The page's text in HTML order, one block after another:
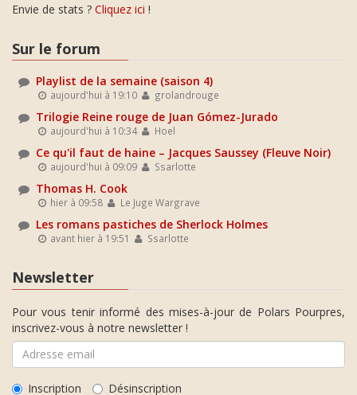
Envie de stats ? Cliquez ici !
Sur le forum
Playlist de la semaine (saison 4)
aujourd'hui à 19:10 grolandrouge
Trilogie Reine rouge de Juan Gómez-Jurado
aujourd'hui à 10:34 Hoel
Ce qu'il faut de haine – Jacques Saussey (Fleuve Noir)
aujourd'hui à 09:09 Ssarlotte
Thomas H. Cook
hier à 09:58 Le Juge Wargrave
Les romans pastiches de Sherlock Holmes
avant hier à 19:51 Ssarlotte
Newsletter
Pour vous tenir informé des mises-à-jour de Polars Pourpres,
inscrivez-vous à notre newsletter !
Inscription Désinscription